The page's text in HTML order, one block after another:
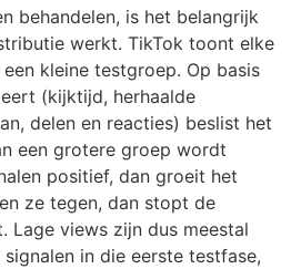
behandelen, is het belangrijk
werkt. TikTok toont elke
kleine testgroep. Op basis
(kijktijd, herhaalde
delen en reacties) beslist het
een grotere groep wordt
positief, dan groeit het
ze tegen, dan stopt de
Lage views zijn dus meestal
in die eerste testfase,